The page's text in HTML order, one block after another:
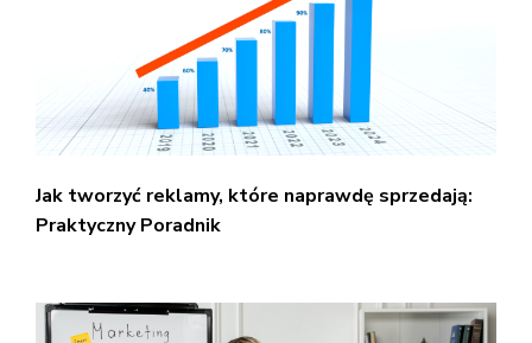
Jak tworzyć reklamy, które naprawdę sprzedają:
Praktyczny Poradnik